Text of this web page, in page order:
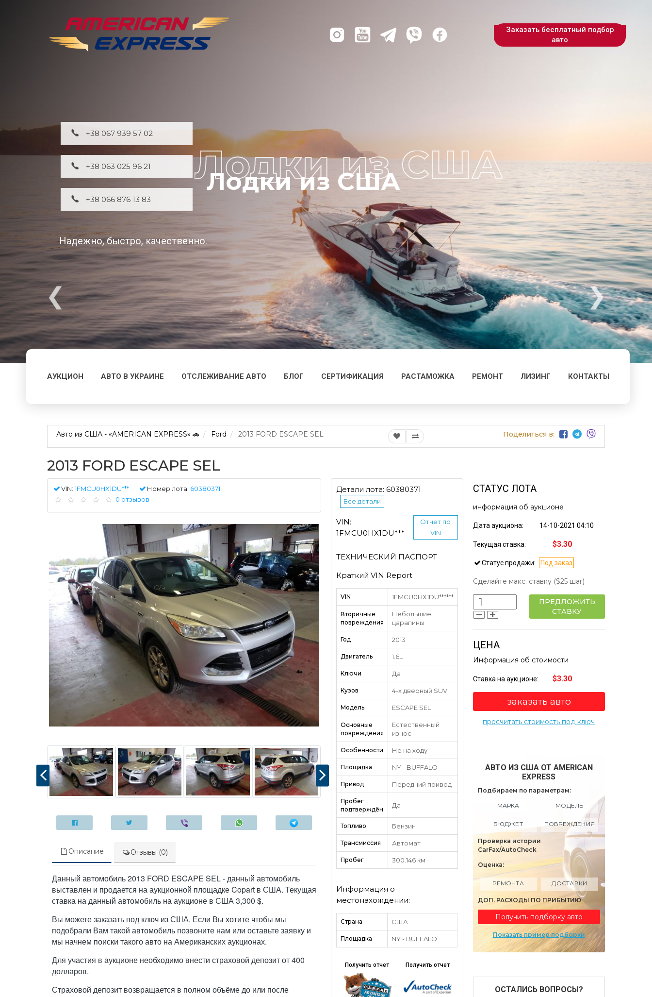
Лодки из США
+38 067 939 57 02
+38 063 025 96 21
+38 066 876 13 83
Надежно, быстро, качественно.
Заказать бесплатный подбор
авто
АУКЦИОН АВТО В УКРАИНЕ ОТСЛЕЖИВАНИЕ АВТО БЛОГ СЕРТИФИКАЦИЯ РАСТАМОЖКА РЕМОНТ ЛИЗИНГ КОНТАКТЫ
Авто из США - «AMERICAN EXPRESS» 🚗 Ford 2013 FORD ESCAPE SEL Поделиться в:
2013 FORD ESCAPE SEL
VIN:1FMCU0HX1DU*** Номер лота: 60380371
0 отзывов
Описание Отзывы (0)
Данный автомобиль 2013 FORD ESCAPE SEL - данный автомобиль
выставлен и продается на аукционной площадке Copart в США. Текущая
ставка на данный автомобиль на аукционе в США 3,300 $.
Вы можете заказать под ключ из США. Если Вы хотите чтобы мы
подобрали Вам такой автомобиль позвоните нам или оставьте заявку и
мы начнем поиски такого авто на Американских аукционах.
Для участия в аукционе необходимо внести страховой депозит от 400
долларов.
Страховой депозит возвращается в полном объёме до или после
Детали лота: 60380371
Все детали
VIN:
1FMCU0HX1DU***
Отчет по
VIN
ТЕХНИЧЕСКИЙ ПАСПОРТ
Краткий VIN Report
VIN 1FMCU0HX1DU******
Вторичные
повреждения
Небольшие
царапины
Год 2013
Двигатель 1.6L
Ключи Да
Кузов 4-х дверный SUV
Модель ESCAPE SEL
Основные
повреждения
Естественный
износ
Особенности Не на ходу
Площадка NY - BUFFALO
Привод Передний привод
Пробег
подтверждён
Да
Топливо Бензин
Трансмиссия Автомат
Пробег 300.146 км
Информация о
местонахождении:
Страна США
Площадка NY - BUFFALO
Получить отчет Получить отчет
СТАТУС ЛОТА
информация об аукционе
Дата аукциона: 14-10-2021 04:10
Текущая ставка: $3.30
Статус продажи: Под заказ
Сделайте макс. ставку ($25 шаг)
ПРЕДЛОЖИТЬ
СТАВКУ
ЦЕНА
Информация об стоимости
Ставка на аукционе: $3.30
заказать авто
просчитать стоимость под ключ
АВТО ИЗ США ОТ AMERICAN
EXPRESS
Подбираем по параметрам:
МАРКА МОДЕЛЬ
БЮДЖЕТ ПОВРЕЖДЕНИЯ
Проверка истории
CarFax/AutoCheck
Оценка:
РЕМОНТА ДОСТАВКИ
ДОП. РАСХОДЫ ПО ПРИБЫТИЮ
Получить подборку авто
Показать пример подборки
ОСТАЛИСЬ ВОПРОСЫ?